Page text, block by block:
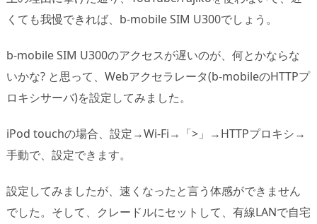
くても我慢できれば、b-mobile SIM U300でしょう。
b-mobile SIM U300のアクセスが遅いのが、何とかならな
いかな? と思って、Webアクセラレータ(b-mobileのHTTPプ
ロキシサーバ)を設定してみました。
iPod touchの場合、設定→Wi-Fi→「>」→HTTPプロキシ→
手動で、設定できます。
設定してみましたが、速くなったと言う体感ができません
でした。そして、クレードルにセットして、有線LANで自宅